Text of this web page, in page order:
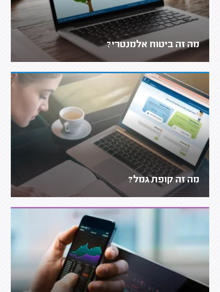
מה זה ביטוח אלמנטרי?
מה זה קופת גמל?